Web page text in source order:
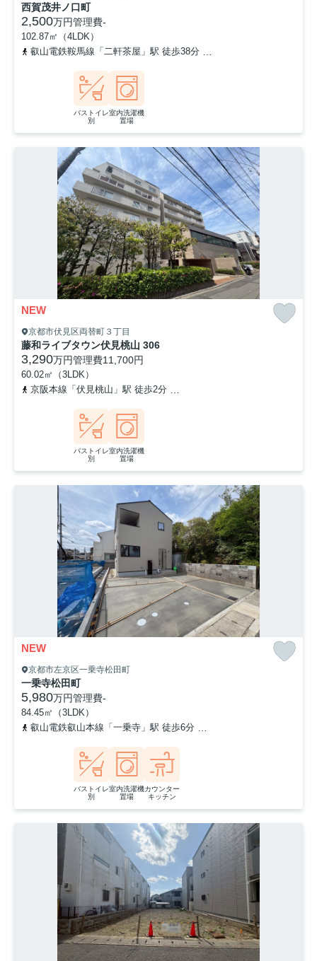
西賀茂井ノ口町
2,500万円管理費-
102.87㎡（4LDK）
叡山電鉄鞍馬線「二軒茶屋」駅 徒歩38分
バストイレ
別
室内洗濯機
置場
NEW
京都市伏見区両替町３丁目
藤和ライブタウン伏見桃山 306
3,290万円管理費11,700円
60.02㎡（3LDK）
京阪本線「伏見桃山」駅 徒歩2分
バストイレ
別
室内洗濯機
置場
NEW
京都市左京区一乗寺松田町
一乗寺松田町
5,980万円管理費-
84.45㎡（3LDK）
叡山電鉄叡山本線「一乗寺」駅 徒歩6分
バストイレ
別
室内洗濯機
置場
カウンター
キッチン